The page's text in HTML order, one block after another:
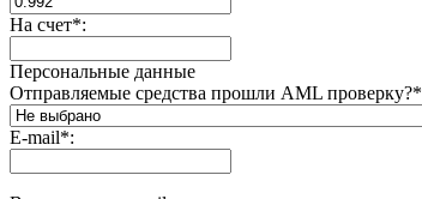
На счет*:
Персональные данные
Отправляемые средства прошли AML проверку?*
E-mail*: